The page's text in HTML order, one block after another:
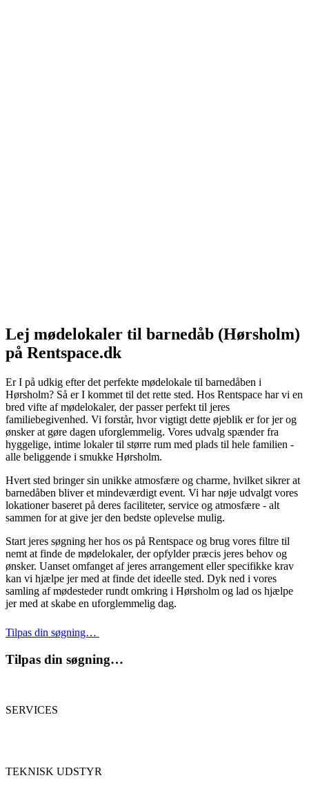
Lej mødelokaler til barnedåb (Hørsholm)
på Rentspace.dk
Er I på udkig efter det perfekte mødelokale til barnedåben i
Hørsholm? Så er I kommet til det rette sted. Hos Rentspace har vi en
bred vifte af mødelokaler, der passer perfekt til jeres
familiebegivenhed. Vi forstår, hvor vigtigt dette øjeblik er for jer og
ønsker at gøre dagen uforglemmelig. Vores udvalg spænder fra
hyggelige, intime lokaler til større rum med plads til hele familien -
alle beliggende i smukke Hørsholm.
Hvert sted bringer sin unikke atmosfære og charme, hvilket sikrer at
barnedåben bliver et mindeværdigt event. Vi har nøje udvalgt vores
lokationer baseret på deres faciliteter, service og atmosfære - alt
sammen for at give jer den bedste oplevelse mulig.
Start jeres søgning her hos os på Rentspace og brug vores filtre til
nemt at finde de mødelokaler, der opfylder præcis jeres behov og
ønsker. Uanset omfanget af jeres arrangement eller specifikke krav
kan vi hjælpe jer med at finde det ideelle sted. Dyk ned i vores
samling af mødesteder rundt omkring i Hørsholm og lad os hjælpe
jer med at skabe en uforglemmelig dag.
Tilpas din søgning…
Tilpas din søgning…
SERVICES
TEKNISK UDSTYR